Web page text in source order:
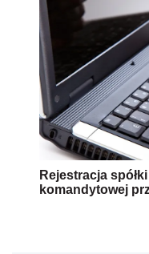
Rejestracja
komandytowej